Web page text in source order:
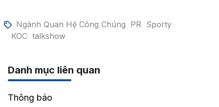
Ngành Quan Hệ Công Chúng PR Sporty
KOC talkshow
Danh mục liên quan
Thông báo